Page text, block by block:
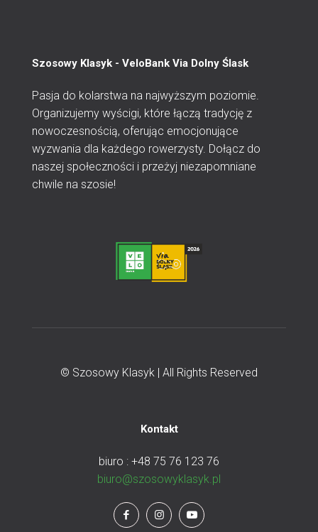
Szosowy Klasyk - VeloBank Via Dolny Ślask
Pasja do kolarstwa na najwyższym poziomie.
Organizujemy wyścigi, które łączą tradycję z
nowoczesnością, oferując emocjonujące
wyzwania dla każdego rowerzysty. Dołącz do
naszej społeczności i przeżyj niezapomniane
chwile na szosie!
© Szosowy Klasyk | All Rights Reserved
Kontakt
biuro : +48 75 76 123 76
biuro@szosowyklasyk.pl